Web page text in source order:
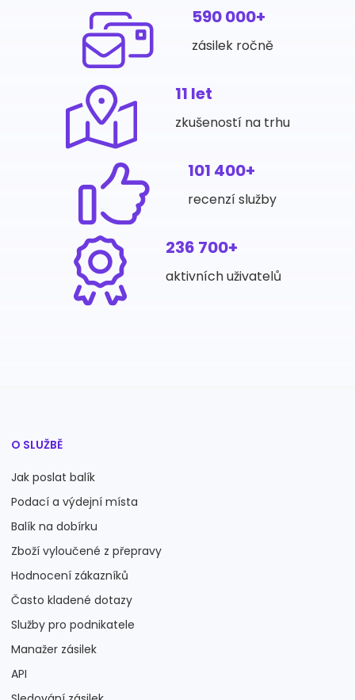
590 000+
zásilek ročně
11 let
zkušeností na trhu
101 400+
recenzí služby
236 700+
aktivních uživatelů
O SLUŽBĚ
Jak poslat balík
Podací a výdejní místa
Balík na dobírku
Zboží vyloučené z přepravy
Hodnocení zákazníků
Často kladené dotazy
Služby pro podnikatele
Manažer zásilek
API